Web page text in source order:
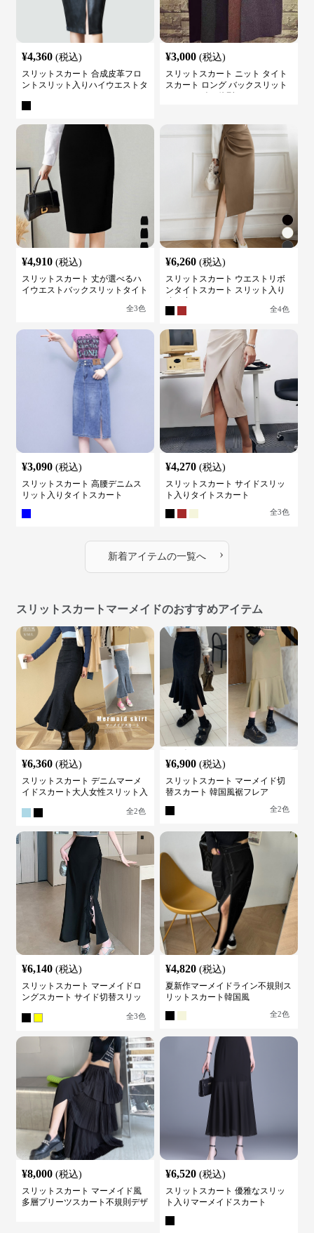
¥4,360 (税込)
スリットスカート 合成皮革フロ
ントスリット入りハイウエストタ
¥3,000 (税込)
スリットスカート ニット タイト
スカート ロング バックスリット
¥4,910 (税込)
スリットスカート 丈が選べるハ
イウエストバックスリットタイト
全3色
¥6,260 (税込)
スリットスカート ウエストリボ
ンタイトスカート スリット入り
全4色
¥3,090 (税込)
スリットスカート 高腰デニムス
リット入りタイトスカート
¥4,270 (税込)
スリットスカート サイドスリッ
ト入りタイトスカート
全3色
新着アイテムの一覧へ ›
スリットスカートマーメイドのおすすめアイテム
¥6,360 (税込)
スリットスカート デニムマーメ
イドスカート大人女性スリット入
全2色
¥6,900 (税込)
スリットスカート マーメイド切
替スカート 韓国風裾フレア
全2色
¥6,140 (税込)
スリットスカート マーメイドロ
ングスカート サイド切替スリッ
全3色
¥4,820 (税込)
夏新作マーメイドライン不規則ス
リットスカート韓国風
全2色
¥8,000 (税込)
スリットスカート マーメイド風
多層プリーツスカート不規則デザ
¥6,520 (税込)
スリットスカート 優雅なスリッ
ト入りマーメイドスカート